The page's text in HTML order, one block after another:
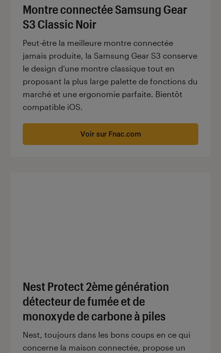
Montre connectée Samsung Gear
S3 Classic Noir
Peut-être la meilleure montre connectée
jamais produite, la Samsung Gear S3 conserve
le design d'une montre classique tout en
proposant la plus large palette de fonctions du
marché et une ergonomie parfaite. Bientôt
compatible iOS.
Voir sur Fnac.com
Nest Protect 2ème génération
détecteur de fumée et de
monoxyde de carbone à piles
Nest, toujours dans les bons coups en ce qui
concerne la maison connectée, propose un